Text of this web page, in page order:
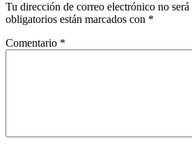
Tu dirección de correo electrónico no será
obligatorios están marcados con *
Comentario *